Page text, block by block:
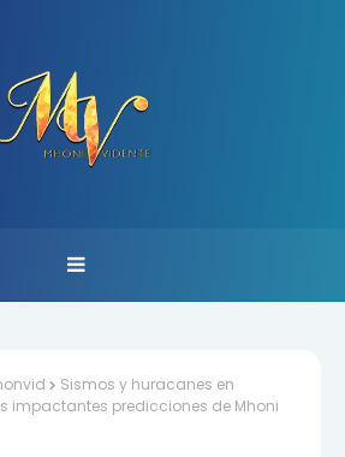
Sismos y huracanes en
impactantes predicciones de Mhoni